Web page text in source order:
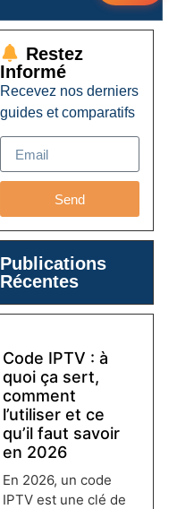
Restez
Informé
Recevez nos derniers
guides et comparatifs
Send
Publications
Récentes
Code IPTV : à
quoi ça sert,
comment
l’utiliser et ce
qu’il faut savoir
en 2026
En 2026, un code
IPTV est une clé de